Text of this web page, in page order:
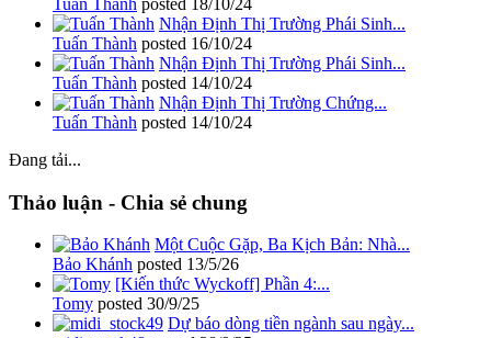
Nhận Định Thị Trường Phái Sinh...
Tuấn Thành posted 16/10/24
Nhận Định Thị Trường Phái Sinh...
Tuấn Thành posted 14/10/24
Nhận Định Thị Trường Chứng...
Tuấn Thành posted 14/10/24
Đang tải...
Thảo luận - Chia sẻ chung
Một Cuộc Gặp, Ba Kịch Bản: Nhà...
Bảo Khánh posted 13/5/26
[Kiến thức Wyckoff] Phần 4:...
Tomy posted 30/9/25
Dự báo dòng tiền ngành sau ngày...